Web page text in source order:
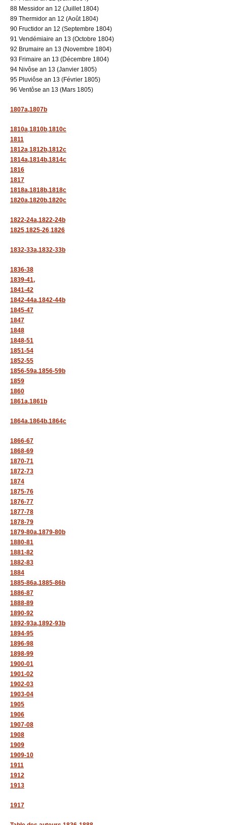
88 Messidor an 12 (Juillet 1804)
89 Thermidor an 12 (Août 1804)
90 Fructidor an 12 (Septembre 1804)
91 Vendémiaire an 13 (Octobre 1804)
92 Brumaire an 13 (Novembre 1804)
93 Frimaire an 13 (Décembre 1804)
94 Nivôse an 13 (Janvier 1805)
95 Pluviôse an 13 (Février 1805)
96 Ventôse an 13 (Mars 1805)
1807a,1807b
1810a,1810b,1810c
1811
1812a,1812b,1812c
1814a,1814b,1814c
1816
1817
1818a,1818b,1818c
1820a,1820b,1820c
1822-24a,1822-24b
1825,1825-26,1826
1832-33a,1832-33b
1836-38
1839-41,
1841-42
1842-44a,1842-44b
1845-47
1847
1848
1848-51
1851-54
1852-55
1856-59a,1856-59b
1859
1860
1861a,1861b
1864a,1864b,1864c
1866-67
1868-69
1870-71
1872-73
1874
1875-76
1876-77
1877-78
1878-79
1879-80a,1879-80b
1880-81
1881-82
1882-83
1884
1885-86a,1885-86b
1886-87
1888-89
1890-92
1892-93a,1892-93b
1894-95
1896-98
1898-99
1900-01
1901-02
1902-03
1903-04
1905
1906
1907-08
1908
1909
1909-10
1911
1912
1913
1917